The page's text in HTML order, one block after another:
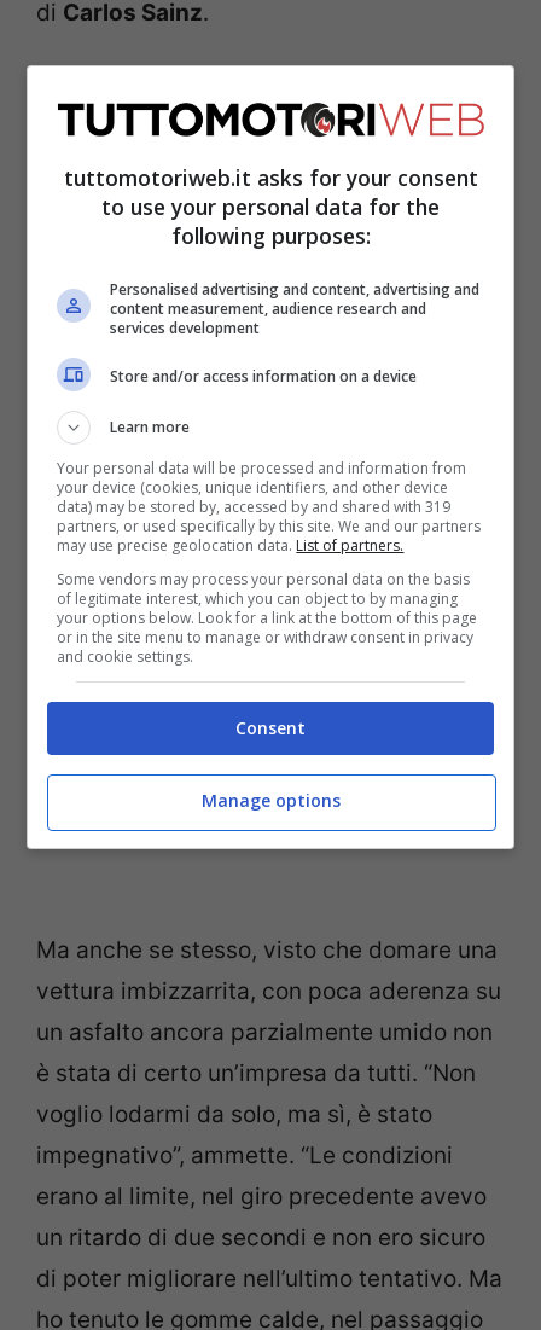
di Carlos Sainz.
Strategia azzeccata e
grande esecuzione di
Norris
commenta a caldo un ancora scosso pilota
inglese. “Non pensi mai di poter fare la
pole finché non la ottieni. Questa sessione
è stata folle. Stavamo andando bene e alla
fine abbiamo preso la decisione di
montare le slick. Per questo devo
ringraziare il team”.
Ma anche se stesso, visto che domare una
vettura imbizzarrita, con poca aderenza su
un asfalto ancora parzialmente umido non
è stata di certo un’impresa da tutti. “Non
voglio lodarmi da solo, ma sì, è stato
impegnativo”, ammette. “Le condizioni
erano al limite, nel giro precedente avevo
un ritardo di due secondi e non ero sicuro
di poter migliorare nell’ultimo tentativo. Ma
ho tenuto le gomme calde, nel passaggio
tuttomotoriweb.it asks for your consent
to use your personal data for the
following purposes:
Personalised advertising and content, advertising and
content measurement, audience research and
services development
Store and/or access information on a device
Learn more
Your personal data will be processed and information from
your device (cookies, unique identifiers, and other device
data) may be stored by, accessed by and shared with 319
partners, or used specifically by this site. We and our partners
may use precise geolocation data. List of partners.
Some vendors may process your personal data on the basis
of legitimate interest, which you can object to by managing
your options below. Look for a link at the bottom of this page
or in the site menu to manage or withdraw consent in privacy
and cookie settings.
Consent
Manage options